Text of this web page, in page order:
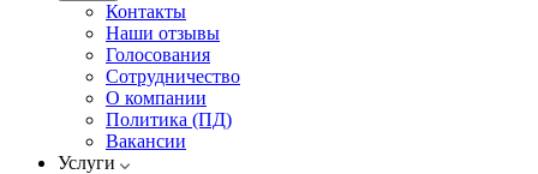
Контакты
Наши отзывы
Голосования
Сотрудничество
О компании
Политика (ПД)
Вакансии
Услуги